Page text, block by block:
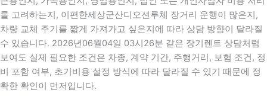
를 고려하는지, 이편한세상군산디오션루체 장거리 운행이 많은지,
차량 교체 주기를 짧게 가져가고 싶은지에 따라 상담 방향이 달라질
수 있습니다. 2026년06월04일 03시26분 같은 장기렌트 상담처럼
보여도 실제 필요한 조건은 차종, 계약 기간, 주행거리, 보험 조건, 정
비 포함 여부, 초기비용 설정 방식에 따라 달라질 수 있기 때문에 정
확한 확인이 먼저입니다.